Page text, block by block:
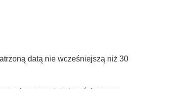
datą nie wcześniejszą niż 30